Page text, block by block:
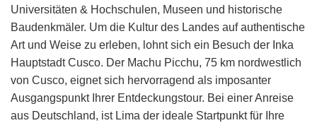
Universitäten & Hochschulen, Museen und historische
Baudenkmäler. Um die Kultur des Landes auf authentische
Art und Weise zu erleben, lohnt sich ein Besuch der Inka
Hauptstadt Cusco. Der Machu Picchu, 75 km nordwestlich
von Cusco, eignet sich hervorragend als imposanter
Ausgangspunkt Ihrer Entdeckungstour. Bei einer Anreise
aus Deutschland, ist Lima der ideale Startpunkt für Ihre